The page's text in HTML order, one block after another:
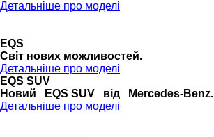
Детальніше про моделі
EQS
Cвіт нових можливостей.
Детальніше про моделі
EQS SUV
Новий EQS SUV від Mercedes-Benz.
Детальніше про моделі